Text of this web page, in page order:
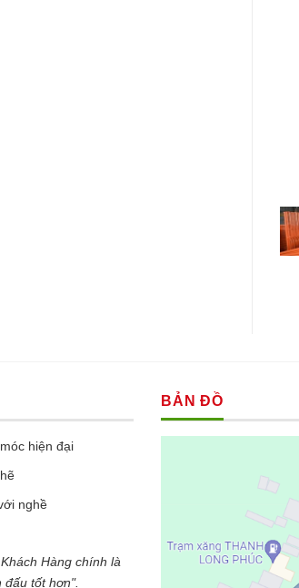
hiện đại
nghề
Hàng chính là
tốt hơn".
BẢN ĐỒ